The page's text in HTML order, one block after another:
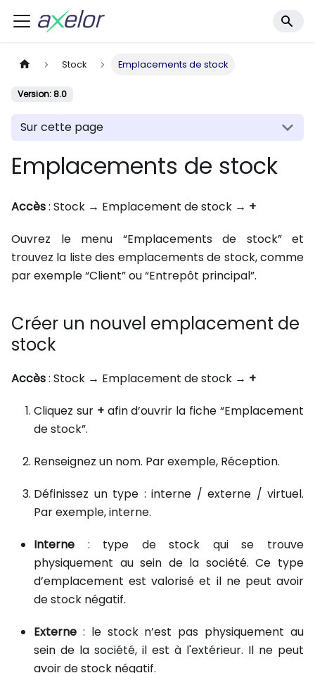
Stock Emplacements de stock
Version: 8.0
Sur cette page
Emplacements de stock
Accès: Stock → Emplacement de stock → +
Ouvrez le menu “Emplacements de stock” et
trouvez la liste des emplacements de stock, comme
par exemple “Client” ou “Entrepôt principal”.
Créer un nouvel emplacement de
stock
Accès: Stock → Emplacement de stock → +
Cliquez sur +afin d’ouvrir la fiche “Emplacement
de stock”.
Renseignez un nom. Par exemple, Réception.
Définissez un type : interne / externe / virtuel.
Par exemple, interne.
Interne : type de stock qui se trouve
physiquement au sein de la société. Ce type
d’emplacement est valorisé et il ne peut avoir
de stock négatif.
Externe : le stock n’est pas physiquement au
sein de la société, il est à l'extérieur. Il ne peut
avoir de stock négatif.